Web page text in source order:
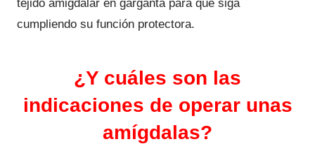
tejido amigdalar en garganta para que siga
cumpliendo su función protectora.
¿Y cuáles son las
indicaciones de operar unas
amígdalas?